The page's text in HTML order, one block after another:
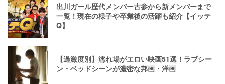
出川ガール歴代メンバー古参から新メンバーまで
一覧！現在の様子や卒業後の活躍も紹介【イッテ
Q】
【過激度別】濡れ場がエロい映画51選！ラブシー
ン・ベッドシーンが濃密な邦画・洋画